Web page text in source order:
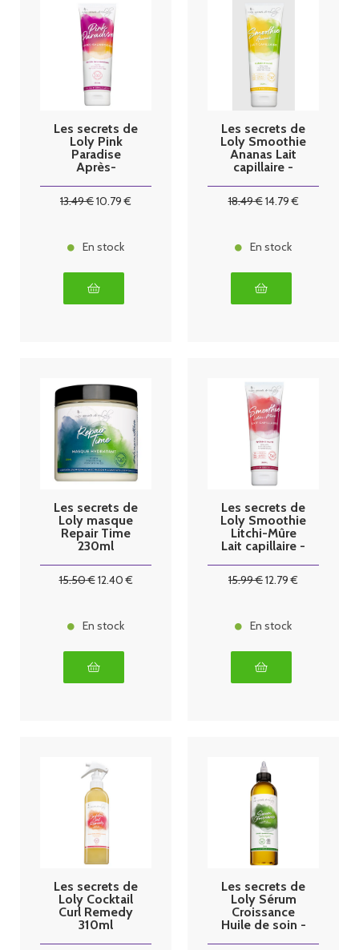
Les secrets de
Loly Pink
Paradise
Après-
13.49€10.79 €
En stock
Les secrets de
Loly Smoothie
Ananas Lait
capillaire -
18.49€14.79€
En stock
Les secrets de
Loly masque
Repair Time
230ml
15.50€12.40€
En stock
Les secrets de
Loly Smoothie
Litchi-Mûre
Lait capillaire -
15.99€12.79 €
En stock
Les secrets de
Loly Cocktail
Curl Remedy
310ml
Les secrets de
Loly Sérum
Croissance
Huile de soin -